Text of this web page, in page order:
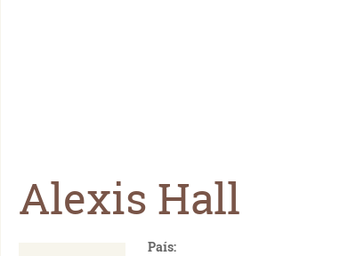
Alexis Hall
País: